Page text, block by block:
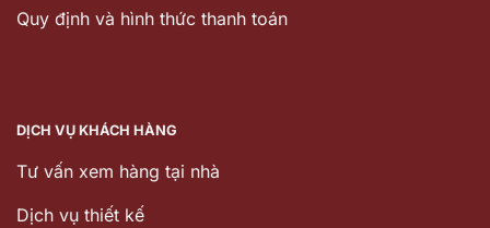
Quy định và hình thức thanh toán
DỊCH VỤ KHÁCH HÀNG
Tư vấn xem hàng tại nhà
Dịch vụ thiết kế